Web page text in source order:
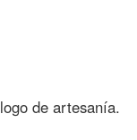
de artesanía.